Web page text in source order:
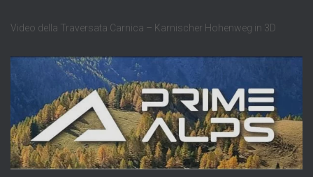
Video della Traversata Carnica – Karnischer Hohenweg in 3D